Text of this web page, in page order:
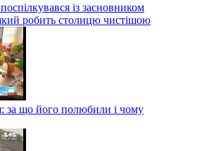
із засновником
робить столицю чистішою
за що його полюбили і чому